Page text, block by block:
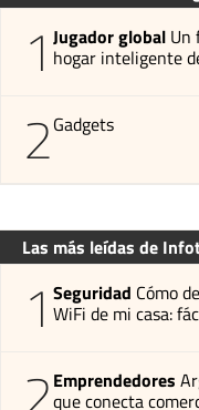
1 Jugador global Un
hogar inteligente
2Gadgets
Las más leídas de
1 Seguridad Cómo
WiFi de mi casa:
Emprendedores
que conecta